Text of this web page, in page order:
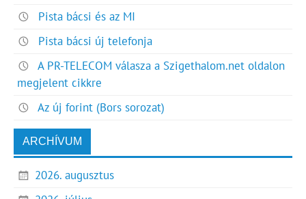
Pista bácsi és az MI
Pista bácsi új telefonja
A PR-TELECOM válasza a Szigethalom.net oldalon
megjelent cikkre
Az új forint (Bors sorozat)
ARCHÍVUM
2026. augusztus